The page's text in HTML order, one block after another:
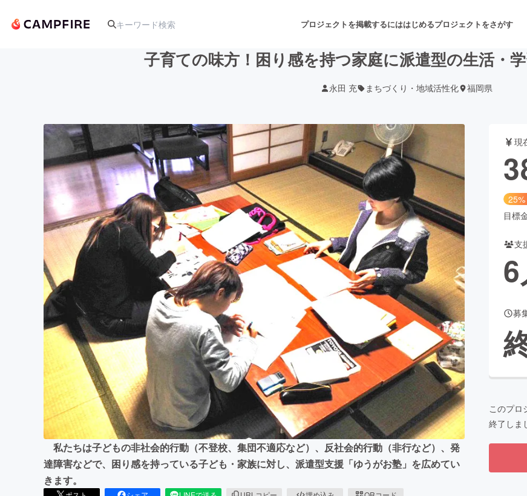
プロジェクトを掲載するにははじめるプロジェクトをさがす
アート・写真 音楽 舞台・パフォーマン
テクノロジー・ガジェット ゲーム・サービス開発 フード・飲食店
映像・映画 書籍・雑誌出版 アニメ・漫画
ビジネス・起業 チャレンジ ビューティー・ヘル
まちづくり・地域活性化
CAMPFIRE for Social GoodCAMPFIRE Creation
CAMPFIREふるさと納税
machi-yaコミュニティ
子育ての味方！困り感を持つ家庭に派遣型の生活・
永田 充 まちづくり・地域活性化 福岡県
私たちは子どもの非社会的行動（不登校、集団不適応など）、反社会的行動（非行など）、発
達障害などで、困り感を持っている子ども・家族に対し、派遣型支援「ゆうがお塾」を広めてい
きます。
現
25%
目標
支
6
募
このプロ
終了しま